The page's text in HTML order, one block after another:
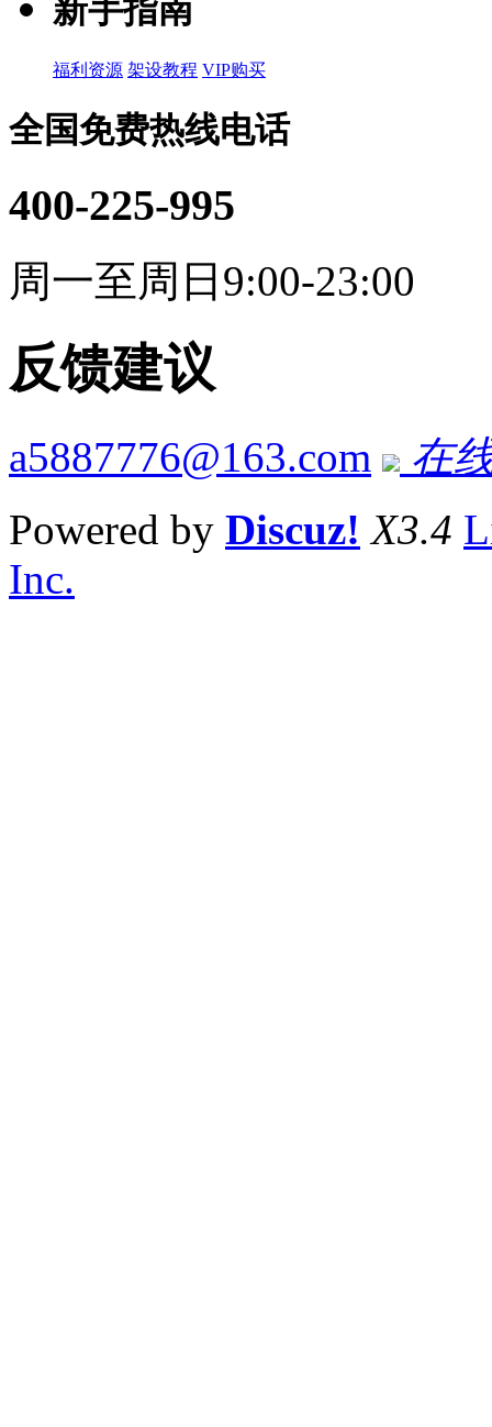
新手指南
福利资源 架设教程 VIP购买
全国免费热线电话
400-225-995
周一至周日9:00-23:00
反馈建议
a5887776@163.com
在
Powered by Discuz! X3.4
Inc.